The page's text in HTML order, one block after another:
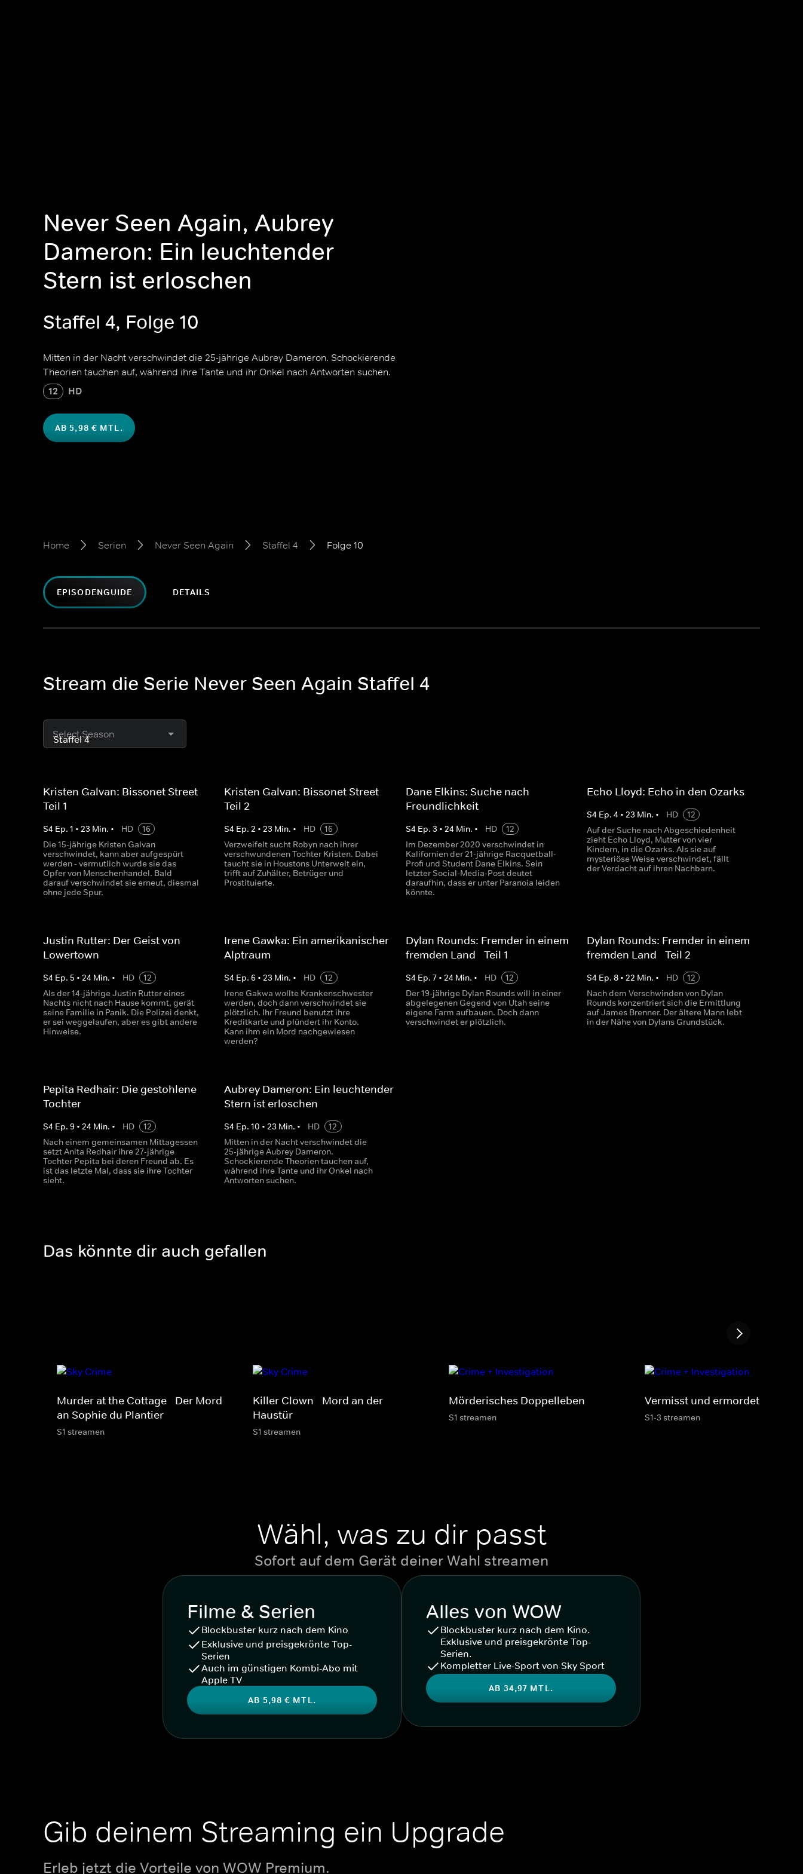
Never Seen Again, Aubrey
Dameron: Ein leuchtender
Stern ist erloschen
Staffel 4, Folge 10
Mitten in der Nacht verschwindet die 25-jährige Aubrey Dameron. Schockierende
Theorien tauchen auf, während ihre Tante und ihr Onkel nach Antworten suchen.
12 HD
AB 5,98 € MTL.
Home Serien Never Seen Again Staffel 4 Folge 10
EPISODENGUIDE DETAILS
Stream die Serie Never Seen Again Staffel 4
Select Season
Kristen Galvan: Bissonet Street -
Teil 1
S4 Ep. 1 • 23 Min. • HD
16
Die 15-jährige Kristen Galvan
verschwindet, kann aber aufgespürt
werden - vermutlich wurde sie das
Opfer von Menschenhandel. Bald
darauf verschwindet sie erneut, diesmal
ohne jede Spur.
Kristen Galvan: Bissonet Street -
Teil 2
S4 Ep.2 •23 Min. • HD
16
Verzweifelt sucht Robyn nach ihrer
verschwundenen Tochter Kristen. Dabei
taucht sie in Houstons Unterwelt ein,
trifft auf Zuhälter, Betrüger und
Prostituierte.
Dane Elkins: Suche nach
Freundlichkeit
S4 Ep. 3 • 24 Min. • HD
12
Im Dezember 2020 verschwindet in
Kalifornien der 21-jährige Racquetball-
Profi und Student Dane Elkins. Sein
letzter Social-Media-Post deutet
daraufhin, dass er unter Paranoia leiden
könnte.
Echo Lloyd: Echo in den Ozarks
S4 Ep. 4 • 23 Min. • HD
12
Auf der Suche nach Abgeschiedenheit
zieht Echo Lloyd, Mutter von vier
Kindern, in die Ozarks. Als sie auf
mysteriöse Weise verschwindet, fällt
der Verdacht auf ihren Nachbarn.
Justin Rutter: Der Geist von
Lowertown
S4 Ep. 5 • 24 Min. • HD
12
Als der 14-jährige Justin Rutter eines
Nachts nicht nach Hause kommt, gerät
seine Familie in Panik. Die Polizei denkt,
er sei weggelaufen, aber es gibt andere
Hinweise.
Irene Gawka: Ein amerikanischer
Alptraum
S4 Ep.6 •23 Min. • HD
12
Irene Gakwa wollte Krankenschwester
werden, doch dann verschwindet sie
plötzlich. Ihr Freund benutzt ihre
Kreditkarte und plündert ihr Konto.
Kann ihm ein Mord nachgewiesen
werden?
Dylan Rounds: Fremder in einem
fremden Land - Teil 1
S4 Ep. 7• 24 Min. • HD
12
Der 19-jährige Dylan Rounds will in einer
abgelegenen Gegend von Utah seine
eigene Farm aufbauen. Doch dann
verschwindet er plötzlich.
Dylan Rounds: Fremder in einem
fremden Land - Teil 2
S4 Ep. 8• 22 Min. • HD
12
Nach dem Verschwinden von Dylan
Rounds konzentriert sich die Ermittlung
auf James Brenner. Der ältere Mann lebt
in der Nähe von Dylans Grundstück.
Pepita Redhair: Die gestohlene
Tochter
S4 Ep. 9 • 24 Min. • HD
12
Nach einem gemeinsamen Mittagessen
setzt Anita Redhair ihre 27-jährige
Tochter Pepita bei deren Freund ab. Es
ist das letzte Mal, dass sie ihre Tochter
sieht.
Aubrey Dameron: Ein leuchtender
Stern ist erloschen
S4 Ep.10 •23 Min. • HD
12
Mitten in der Nacht verschwindet die
25-jährige Aubrey Dameron.
Schockierende Theorien tauchen auf,
während ihre Tante und ihr Onkel nach
Antworten suchen.
Das könnte dir auch gefallen
Murder at the Cottage - Der Mord
an Sophie du Plantier
S1 streamen
Killer Clown - Mord an der
Haustür
S1 streamen
Mörderisches Doppelleben
S1 streamen
Vermisst und ermordet
S1-3 streamen
Wähl, was zu dir passt
Sofort auf dem Gerät deiner Wahl streamen
Filme & Serien
Blockbuster kurz nach dem Kino
Exklusive und preisgekrönte Top-
Serien
Auch im günstigen Kombi-Abo mit
Apple TV
AB 5,98 € MTL.
Alles von WOW
Blockbuster kurz nach dem Kino.
Exklusive und preisgekrönte Top-
Serien.
Kompletter Live-Sport von Sky Sport
AB 34,97 MTL.
Gib deinem Streaming ein Upgrade
Erleb jetzt die Vorteile von WOW Premium.